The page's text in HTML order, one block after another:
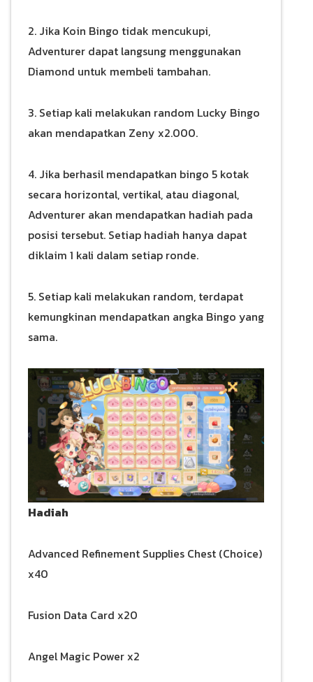
2. Jika Koin Bingo tidak mencukupi,
Adventurer dapat langsung menggunakan
Diamond untuk membeli tambahan.
3. Setiap kali melakukan random Lucky Bingo
akan mendapatkan Zeny x2.000.
4. Jika berhasil mendapatkan bingo 5 kotak
secara horizontal, vertikal, atau diagonal,
Adventurer akan mendapatkan hadiah pada
posisi tersebut. Setiap hadiah hanya dapat
diklaim 1 kali dalam setiap ronde.
5. Setiap kali melakukan random, terdapat
kemungkinan mendapatkan angka Bingo yang
sama.
Hadiah
Advanced Refinement Supplies Chest (Choice)
x40
Fusion Data Card x20
Angel Magic Power x2